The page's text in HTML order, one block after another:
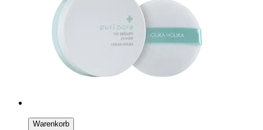
Warenkorb